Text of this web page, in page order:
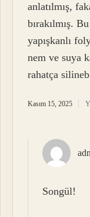
anlatılmış,
bırakılmış.
yapışkanlı
nem ve suya
rahatça
Kasım 15, 2025
Songül!